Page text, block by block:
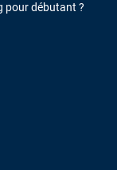
pour débutant ?